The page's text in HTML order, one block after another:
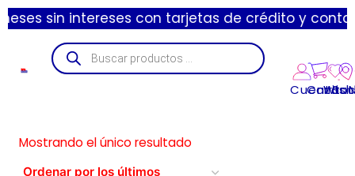
sin intereses con tarjetas de crédito y
Cuenta
Carrito
Mostrando el único resultado